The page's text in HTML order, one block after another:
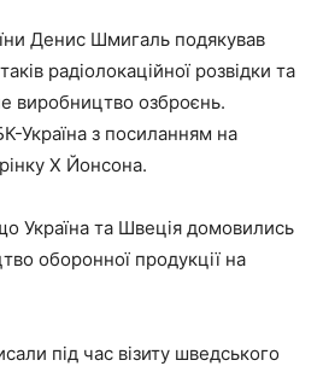
Денис Шмигаль подякував
радіолокаційної розвідки та
виробництво озброєнь.
Україна з посиланням на
Х Йонсона.
Україна та Швеція домовились
оборонної продукції на
під час візиту шведського